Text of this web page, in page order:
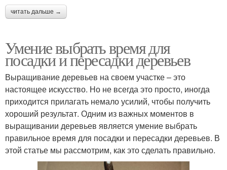
читать дальше →
Умение выбрать время для
посадки и пересадки деревьев
Выращивание деревьев на своем участке – это
настоящее искусство. Но не всегда это просто, иногда
приходится прилагать немало усилий, чтобы получить
хороший результат. Одним из важных моментов в
выращивании деревьев является умение выбрать
правильное время для посадки и пересадки деревьев. В
этой статье мы рассмотрим, как это сделать правильно.